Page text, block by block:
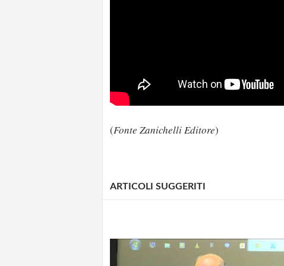
(Fonte Zanichelli Editore)
ARTICOLI SUGGERITI